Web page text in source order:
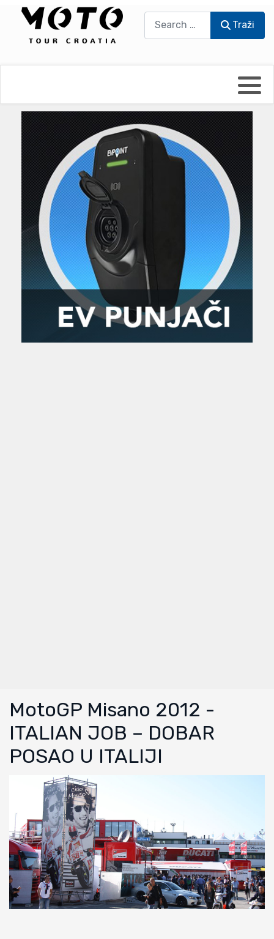
Traži
MotoGP Misano 2012 -
ITALIAN JOB – DOBAR
POSAO U ITALIJI
UmPaDrum
Moto servisi
Impressum
Damir Žerić - ELPASSO
Dario Dinter - Moto TOZ
Igor Kreč - UmPaDrum
Igor Kukec Brmbi
Slaven Gajdek
MTC - Moto Tour Croatia
Moto putopisi
Vikend vožnje
Zanimljivost
Najave i noviteti